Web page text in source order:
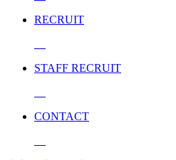
RECRUIT
STAFF RECRUIT
CONTACT